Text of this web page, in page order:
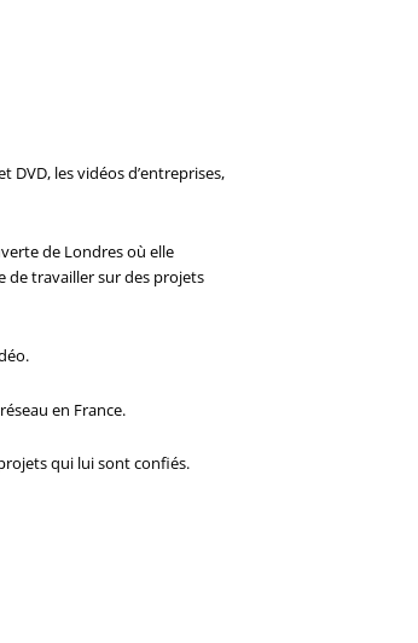
DVD, les vidéos d’entreprises,
de Londres où elle
de travailler sur des projets
en France.
qui lui sont confiés.